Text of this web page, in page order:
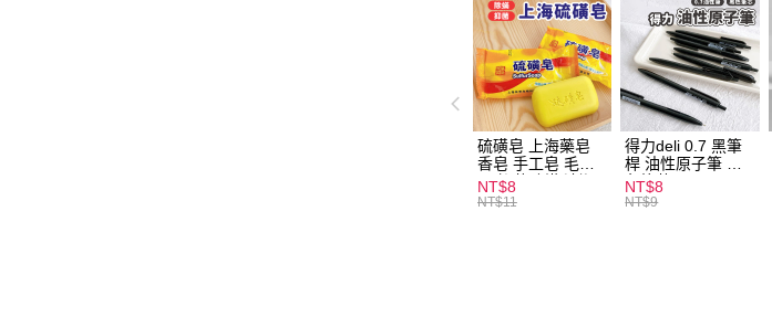
硫磺皂 上海藥皂
香皂 手工皂 毛囊
炎 抑菌除蟎 清潔
護膚 去油去痘 寵
NT$8
NT$11
得力deli 0.7 黑筆
桿 油性原子筆 黑
色筆芯 S304
NT$8
NT$9